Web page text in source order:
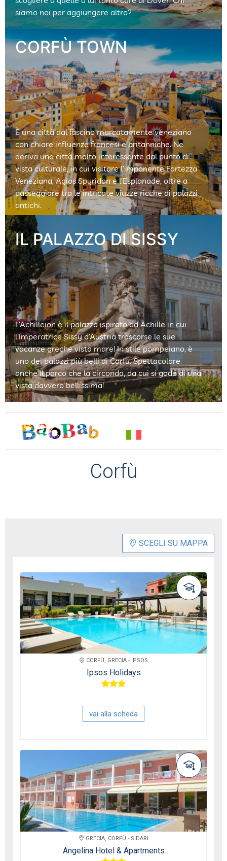
siamo noi per aggiungere altro?
È una città dal fascino marcatamente veneziano
con chiare influenze francesi e britanniche. Ne
deriva una città molto interessante dal punto di
vista culturale, in cui visitare l’imponente Fortezza
Veneziana, Agios Spyridon e l’Esplanade, oltre a
passeggiare tra le intricate viuzze ricche di palazzi
antichi.
L’Achilleion è il palazzo ispirato ad Achille in cui
l’Imperatrice Sissy d’Austria trascorse le sue
vacanze greche vista mare! In stile pompeiano, è
uno dei palazzi più belli di Corfù. Spettacolare
anche il parco che la circonda, da cui si gode di una
vista davvero bellissima!